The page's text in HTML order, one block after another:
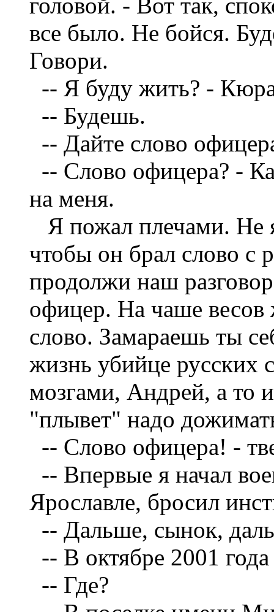
все было. Не бойся.
Говори.
-- Я буду жить? -
-- Будешь.
-- Дайте слово
-- Слово офицера? -
на меня.
Я пожал плечами. Не
чтобы он брал слово с
продолжи наш
офицер. На чаше
слово. Замараешь ты
жизнь убийце русских
мозгами, Андрей, а то
"плывет" надо
-- Слово офицера! -
-- Впервые я начал
Ярославле, бросил
-- Дальше, сынок,
-- В октябре 2001
-- Где?